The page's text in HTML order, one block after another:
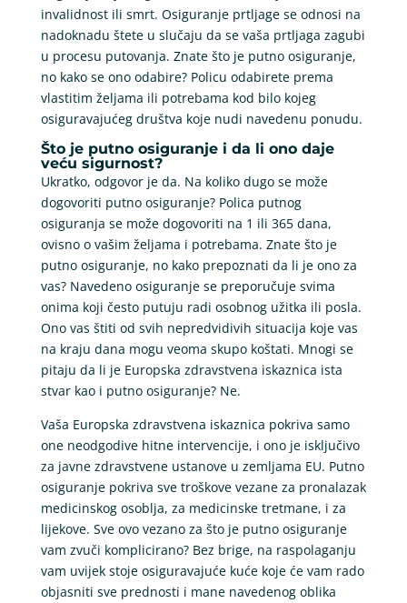
invalidnost ili smrt. Osiguranje prtljage se odnosi na
nadoknadu štete u slučaju da se vaša prtljaga zagubi
u procesu putovanja. Znate što je putno osiguranje,
no kako se ono odabire? Policu odabirete prema
vlastitim željama ili potrebama kod bilo kojeg
osiguravajućeg društva koje nudi navedenu ponudu.
Što je putno osiguranje i da li ono daje
veću sigurnost?
Ukratko, odgovor je da. Na koliko dugo se može
dogovoriti putno osiguranje? Polica putnog
osiguranja se može dogovoriti na 1 ili 365 dana,
ovisno o vašim željama i potrebama. Znate što je
putno osiguranje, no kako prepoznati da li je ono za
vas? Navedeno osiguranje se preporučuje svima
onima koji često putuju radi osobnog užitka ili posla.
Ono vas štiti od svih nepredvidivih situacija koje vas
na kraju dana mogu veoma skupo koštati. Mnogi se
pitaju da li je Europska zdravstvena iskaznica ista
stvar kao i putno osiguranje? Ne.
Vaša Europska zdravstvena iskaznica pokriva samo
one neodgodive hitne intervencije, i ono je isključivo
za javne zdravstvene ustanove u zemljama EU. Putno
osiguranje pokriva sve troškove vezane za pronalazak
medicinskog osoblja, za medicinske tretmane, i za
lijekove. Sve ovo vezano za što je putno osiguranje
vam zvuči komplicirano? Bez brige, na raspolaganju
vam uvijek stoje osiguravajuće kuće koje će vam rado
objasniti sve prednosti i mane navedenog oblika